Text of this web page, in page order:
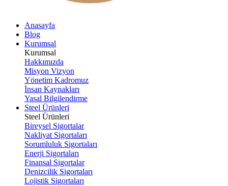
Anasayfa
Blog
Kurumsal
Kurumsal
Hakkımızda
Misyon Vizyon
Yönetim Kadromuz
İnsan Kaynakları
Yasal Bilgilendirme
Steel Ürünleri
Steel Ürünleri
Bireysel Sigortalar
Nakliyat Sigortaları
Sorumluluk Sigortaları
Enerji Sigortaları
Finansal Sigortalar
Denizcilik Sigortaları
Lojistik Sigortaları